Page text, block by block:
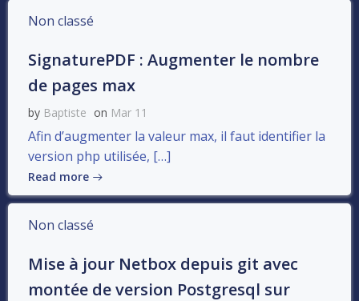
Non classé
SignaturePDF : Augmenter le nombre
de pages max
by Baptiste on Mar 11
Afin d’augmenter la valeur max, il faut identifier la
version php utilisée, […]
Read more
Non classé
Mise à jour Netbox depuis git avec
montée de version Postgresql sur